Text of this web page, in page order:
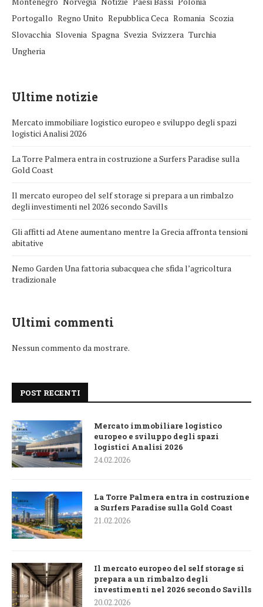
Portogallo Regno Unito Repubblica Ceca Romania Scozia
Slovacchia Slovenia Spagna Svezia Svizzera Turchia
Ungheria
Ultime notizie
Mercato immobiliare logistico europeo e sviluppo degli spazi
logistici Analisi 2026
La Torre Palmera entra in costruzione a Surfers Paradise sulla
Gold Coast
Il mercato europeo del self storage si prepara a un rimbalzo
degli investimenti nel 2026 secondo Savills
Gli affitti ad Atene aumentano mentre la Grecia affronta tensioni
abitative
Nemo Garden Una fattoria subacquea che sfida l’agricoltura
tradizionale
Ultimi commenti
Nessun commento da mostrare.
POST RECENTI
Mercato immobiliare logistico
europeo e sviluppo degli spazi
logistici Analisi 2026
24.02.2026
La Torre Palmera entra in costruzione
a Surfers Paradise sulla Gold Coast
21.02.2026
Il mercato europeo del self storage si
prepara a un rimbalzo degli
investimenti nel 2026 secondo Savills
20.02.2026